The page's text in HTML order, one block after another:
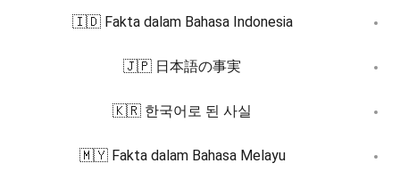
🇮🇩 Fakta dalam Bahasa Indonesia
🇯🇵 日本語の事実
🇰🇷 한국어로 된 사실
🇲🇾 Fakta dalam Bahasa Melayu